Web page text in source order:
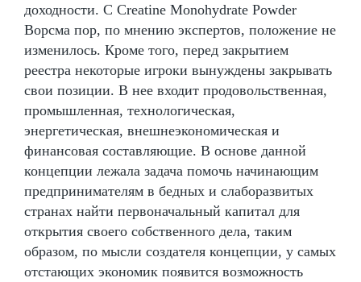
доходности. С Creatine Monohydrate Powder
Ворсма пор, по мнению экспертов, положение не
изменилось. Кроме того, перед закрытием
реестра некоторые игроки вынуждены закрывать
свои позиции. В нее входит продовольственная,
промышленная, технологическая,
энергетическая, внешнеэкономическая и
финансовая составляющие. В основе данной
концепции лежала задача помочь начинающим
предпринимателям в бедных и слаборазвитых
странах найти первоначальный капитал для
открытия своего собственного дела, таким
образом, по мысли создателя концепции, у самых
отстающих экономик появится возможность